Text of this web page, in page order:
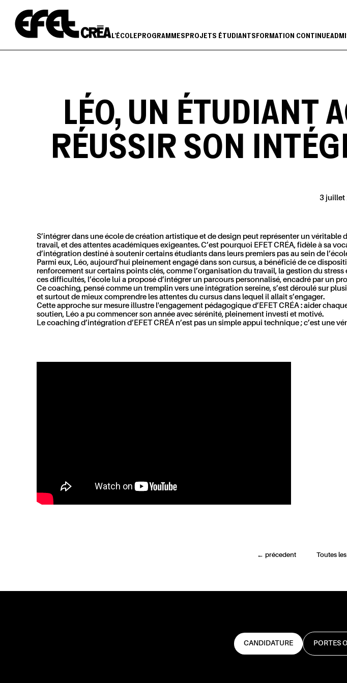
contenu
L'ÉCOLEPROGRAMMESPROJETS ÉTUDIANTSFORMATION CONTINUE
LÉO, UN ÉTUDIANT
RÉUSSIR SON
3 juillet
S’intégrer dans une école de création artistique et de design peut représenter un véritable
travail, et des attentes académiques exigeantes. C’est pourquoi EFET CRÉA, fidèle à sa
d’intégration destiné à soutenir certains étudiants dans leurs premiers pas au sein de
Parmi eux, Léo, aujourd’hui pleinement engagé dans son cursus, a bénéficié de ce
renforcement sur certains points clés, comme l’organisation du travail, la gestion du
ces difficultés, l’école lui a proposé d’intégrer un parcours personnalisé, encadré par un
Ce coaching, pensé comme un tremplin vers une intégration sereine, s’est déroulé sur
et surtout de mieux comprendre les attentes du cursus dans lequel il allait s’engager.
Cette approche sur mesure illustre l'engagement pédagogique d’EFET CRÉA : aider
soutien, Léo a pu commencer son année avec sérénité, pleinement investi et motivé.
Le coaching d’intégration d’EFET CRÉA n’est pas un simple appui technique ; c’est
← précedent Toutes
CANDIDATURE PORTES